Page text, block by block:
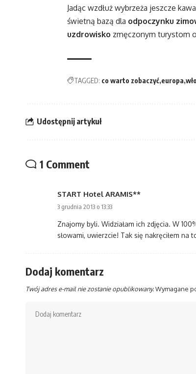
Jadąc wzdłuż wybrzeża jeszcze
świetną bazą dla odpoczynku
uzdrowisko zmęczonym turystom
TAGGED: co warto zobaczyć europa
Udostępnij artykuł
1 Comment
START Hotel ARAMIS**
3 grudnia 2013 o 13:33
Znajomy byli. Widziałam ich zdjęcia. W
słowami, uwierzcie! Tak się nakręciłem na
Dodaj komentarz
Twój adres e-mail nie zostanie opublikowany.Wymagane